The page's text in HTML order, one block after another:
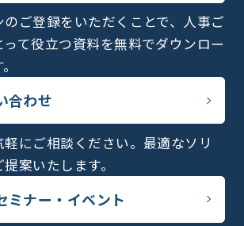
ご登録をいただくことで、人事ご
て役立つ資料を無料でダウンロー
合わせ
にご相談ください。最適なソリ
案いたします。
ミナー・イベント